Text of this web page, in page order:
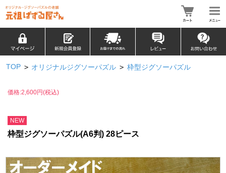
TOP > オリジナルジグソーパズル > 枠型ジグソーパズル
価格:2,600円(税込)
NEW
枠型ジグソーパズル(A6判) 28ピース